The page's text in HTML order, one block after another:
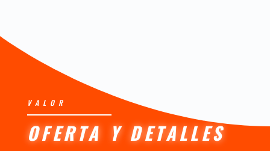
VALOR
OFERTA Y DETALLES